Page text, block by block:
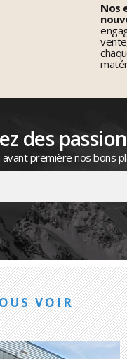
Nos
des
première nos bons
VOIR